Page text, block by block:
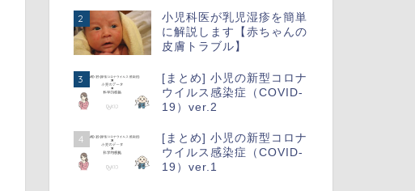
2
小児科医が乳児湿疹を簡単
に解説します【赤ちゃんの
皮膚トラブル】
3
[まとめ] 小児の新型コロナ
ウイルス感染症（COVID-
19）ver.2
4
[まとめ] 小児の新型コロナ
ウイルス感染症（COVID-
19）ver.1